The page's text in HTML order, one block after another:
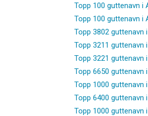
Topp 100 guttenavn i
Topp 100 guttenavn i
Topp 3802 guttenavn
Topp 3211 guttenavn
Topp 3221 guttenavn
Topp 6650 guttenavn
Topp 1000 guttenavn
Topp 6400 guttenavn
Topp 1000 guttenavn